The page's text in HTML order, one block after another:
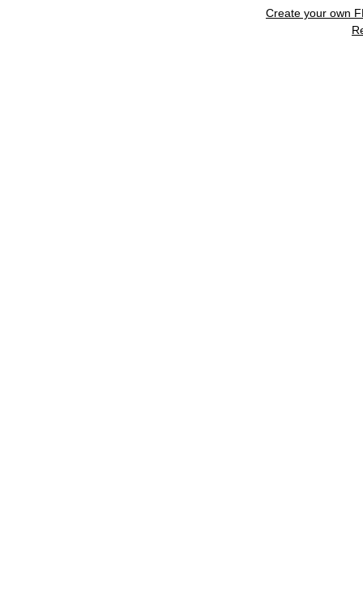
Create your own